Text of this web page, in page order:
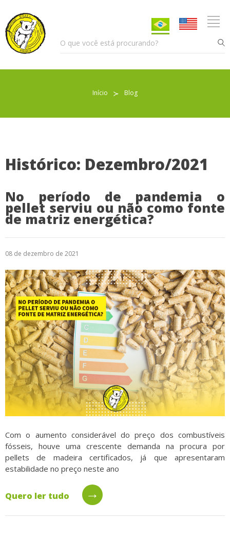
Início ≻ Blog
Histórico: Dezembro/2021
No período de pandemia o
pellet serviu ou não como fonte
de matriz energética?
08 de dezembro de 2021
Com o aumento considerável do preço dos combustíveis
fósseis, houve uma crescente demanda na procura por
pellets de madeira certificados, já que apresentaram
estabilidade no preço neste ano
Quero ler tudo →
Sobre nós
Indicações de uso
Atendimento
Blog
Denúncias
Relatório Transparência
Trabalhe Conosco